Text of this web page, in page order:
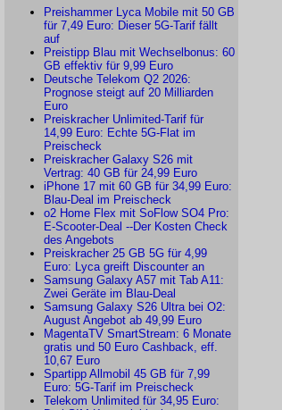
Preishammer Lyca Mobile mit 50 GB
für 7,49 Euro: Dieser 5G-Tarif fällt
auf
Preistipp Blau mit Wechselbonus: 60
GB effektiv für 9,99 Euro
Deutsche Telekom Q2 2026:
Prognose steigt auf 20 Milliarden
Euro
Preiskracher Unlimited-Tarif für
14,99 Euro: Echte 5G-Flat im
Preischeck
Preiskracher Galaxy S26 mit
Vertrag: 40 GB für 24,99 Euro
iPhone 17 mit 60 GB für 34,99 Euro:
Blau-Deal im Preischeck
o2 Home Flex mit SoFlow SO4 Pro:
E-Scooter-Deal --Der Kosten Check
des Angebots
Preiskracher 25 GB 5G für 4,99
Euro: Lyca greift Discounter an
Samsung Galaxy A57 mit Tab A11:
Zwei Geräte im Blau-Deal
Samsung Galaxy S26 Ultra bei O2:
August Angebot ab 49,99 Euro
MagentaTV SmartStream: 6 Monate
gratis und 50 Euro Cashback, eff.
10,67 Euro
Spartipp Allmobil 45 GB für 7,99
Euro: 5G-Tarif im Preischeck
Telekom Unlimited für 34,95 Euro: